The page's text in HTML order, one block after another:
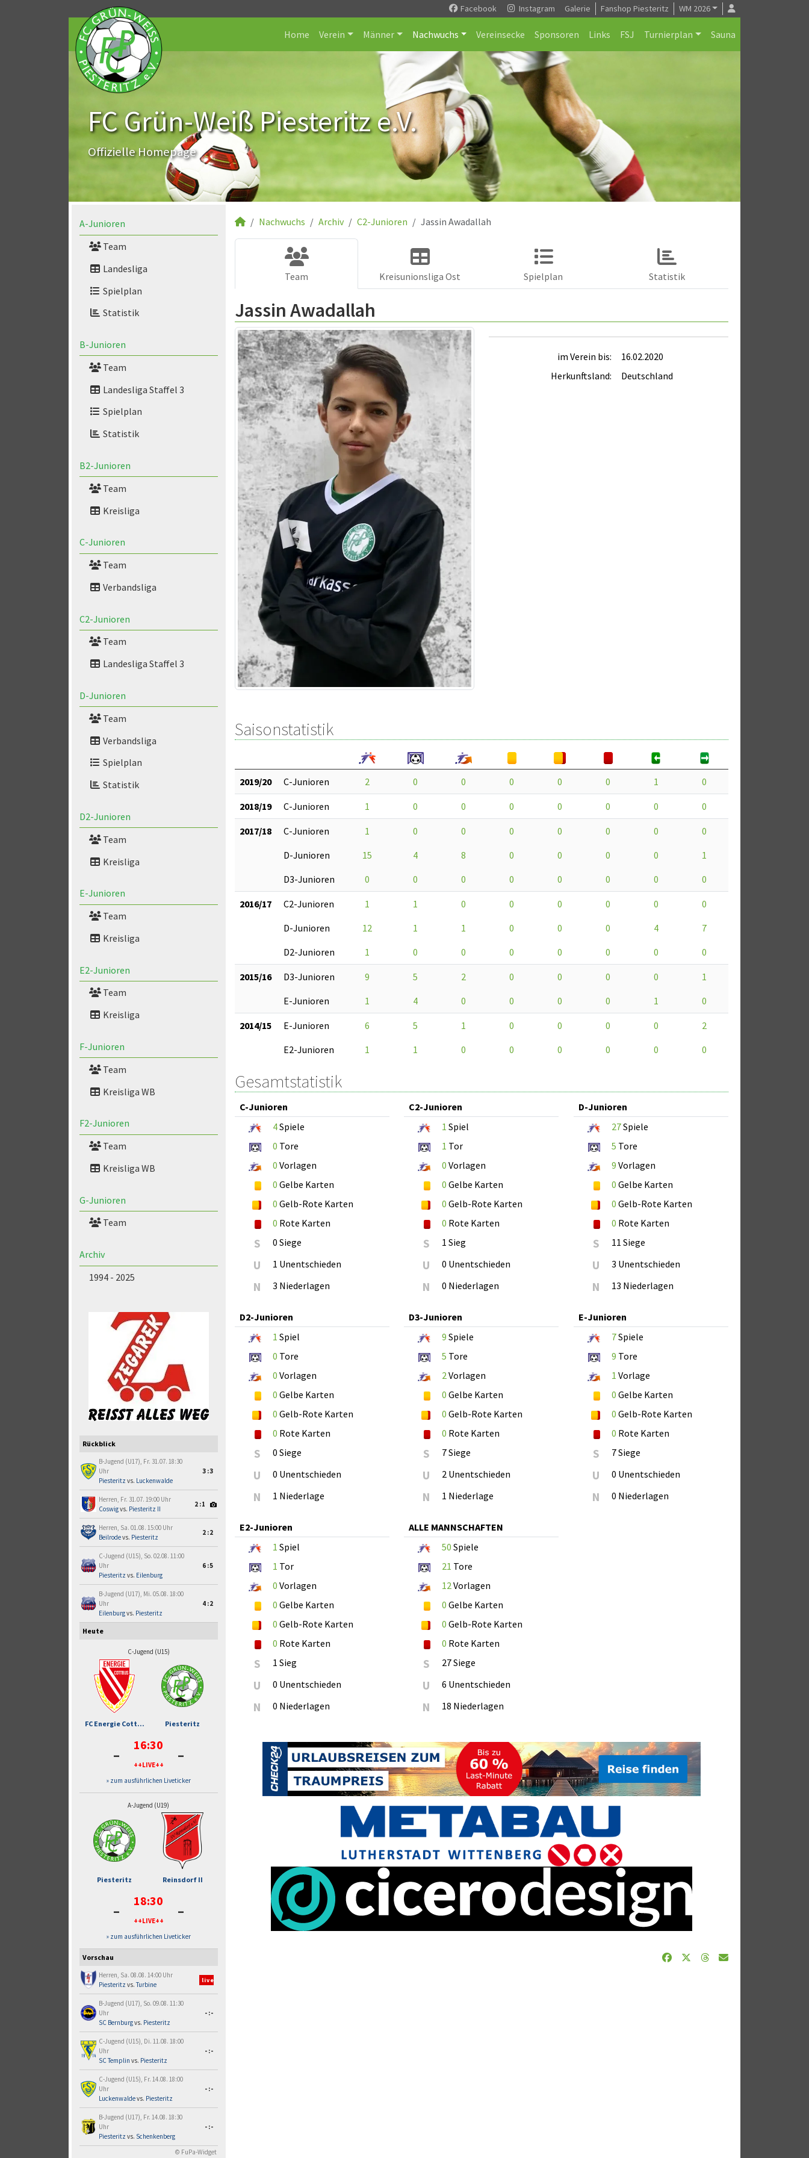
Facebook Instagram Galerie Fanshop Piesteritz WM 2026
Home Verein Männer Nachwuchs Vereinsecke Sponsoren Links FSJ Turnierplan Sauna
FC Grün-Weiß Piesteritz e.V.
Offizielle Homepage
A-Junioren
Team
Landesliga
Spielplan
Statistik
B-Junioren
Team
Landesliga Staffel 3
Spielplan
Statistik
B2-Junioren
Team
Kreisliga
C-Junioren
Team
Verbandsliga
C2-Junioren
Team
Landesliga Staffel 3
D-Junioren
Team
Verbandsliga
Spielplan
Statistik
D2-Junioren
Team
Kreisliga
E-Junioren
Team
Kreisliga
E2-Junioren
Team
Kreisliga
F-Junioren
Team
Kreisliga WB
F2-Junioren
Team
Kreisliga WB
G-Junioren
Team
Archiv
1994 - 2025
Rückblick
B-Jugend (U17), Fr. 31.07. 18:30
Uhr
Piesteritz vs. Luckenwalde
3:3
Herren, Fr. 31.07. 19:00 Uhr
Coswigvs. Piesteritz II
2:1
Herren, Sa. 01.08. 15:00 Uhr
Beilrodevs. Piesteritz
2:2
C-Jugend (U15), So. 02.08. 11:00
Uhr
Piesteritz vs. Eilenburg
6:5
B-Jugend (U17), Mi. 05.08. 18:00
Uhr
Eilenburgvs. Piesteritz
4:2
Heute
C-Jugend (U15)
FC Energie Cott... Piesteritz
- 16:30
++LIVE++ -
» zum ausführlichen Liveticker
A-Jugend (U19)
Piesteritz Reinsdorf II
- 18:30
++LIVE++ -
» zum ausführlichen Liveticker
Vorschau
Herren, Sa. 08.08. 14:00 Uhr
Piesteritz vs.Turbine
live
B-Jugend (U17), So. 09.08. 11:30
Uhr
SC Bernburgvs. Piesteritz
-:-
C-Jugend (U15), Di. 11.08. 18:00
Uhr
SC Templin vs. Piesteritz
-:-
C-Jugend (U15), Fr. 14.08. 18:00
Uhr
Luckenwaldevs. Piesteritz
-:-
B-Jugend (U17), Fr. 14.08. 18:30
Uhr
Piesteritz vs. Schenkenberg
-:-
© FuPa-Widget
Nachwuchs Archiv C2-Junioren Jassin Awadallah
Team Kreisunionsliga Ost Spielplan Statistik
Jassin Awadallah
im Verein bis:
16.02.2020
Herkunftsland:
Deutschland
Saisonstatistik
2019/20 C-Junioren 2 0 0 0 0 0 1 0
2018/19 C-Junioren 1 0 0 0 0 0 0 0
2017/18 C-Junioren 1 0 0 0 0 0 0
0
D-Junioren
15 4 8 0 0 0 0
1
D3-Junioren
0 0 0 0 0 0 0 0
2016/17 C2-Junioren 1 1 0 0 0 0 0
0
D-Junioren
12 1 1 0 0 0 4
7
D2-Junioren
1 0 0 0 0 0 0 0
2015/16 D3-Junioren 9 5 2 0 0 0 0
1
E-Junioren
1 4 0 0 0 0 1 0
2014/15 E-Junioren 6 5 1 0 0 0 0
2
E2-Junioren
1 1 0 0 0 0 0 0
Gesamtstatistik
C-Junioren
4Spiele
0 Tore
0 Vorlagen
0 Gelbe Karten
0 Gelb-Rote Karten
0 Rote Karten
S 0 Siege
U 1 Unentschieden
N 3 Niederlagen
C2-Junioren
1 Spiel
1 Tor
0 Vorlagen
0 Gelbe Karten
0 Gelb-Rote Karten
0 Rote Karten
S 1 Sieg
U 0 Unentschieden
N 0 Niederlagen
D-Junioren
27Spiele
5 Tore
9 Vorlagen
0 Gelbe Karten
0 Gelb-Rote Karten
0 Rote Karten
S 11 Siege
U 3 Unentschieden
N 13 Niederlagen
D2-Junioren
1 Spiel
0 Tore
0 Vorlagen
0 Gelbe Karten
0 Gelb-Rote Karten
0 Rote Karten
S 0 Siege
U 0 Unentschieden
N 1 Niederlage
D3-Junioren
9 Spiele
5 Tore
2Vorlagen
0 Gelbe Karten
0 Gelb-Rote Karten
0 Rote Karten
S 7 Siege
U 2 Unentschieden
N 1 Niederlage
E-Junioren
7Spiele
9 Tore
1 Vorlage
0 Gelbe Karten
0 Gelb-Rote Karten
0 Rote Karten
S 7 Siege
U 0 Unentschieden
N 0 Niederlagen
E2-Junioren
1 Spiel
1 Tor
0 Vorlagen
0 Gelbe Karten
0 Gelb-Rote Karten
0 Rote Karten
S 1 Sieg
U 0 Unentschieden
N 0 Niederlagen
ALLE MANNSCHAFTEN
50 Spiele
21 Tore
12Vorlagen
0 Gelbe Karten
0 Gelb-Rote Karten
0 Rote Karten
S 27 Siege
U 6 Unentschieden
N 18 Niederlagen